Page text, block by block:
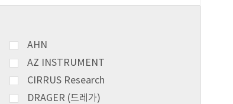
AHN
AZ INSTRUMENT
CIRRUS Research
DRAGER (드레가)